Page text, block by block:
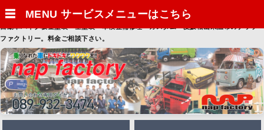
ファクトリー。料金ご相談下さい。
☰ MENU サービスメニューはこちら